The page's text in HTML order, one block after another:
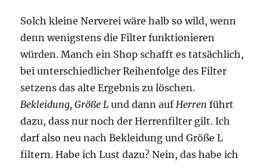
Solch kleine Nerverei wäre halb so wild, wenn
denn wenigstens die Filter funktionieren
würden. Manch ein Shop schafft es tatsächlich,
bei unterschiedlicher Reihenfolge des Filter
setzens das alte Ergebnis zu löschen.
Bekleidung, Größe L und dann aufHerrenführt
dazu, dass nur noch der Herrenfilter gilt. Ich
darf also neu nach Bekleidung und Größe L
filtern. Habe ich Lust dazu? Nein, das habe ich